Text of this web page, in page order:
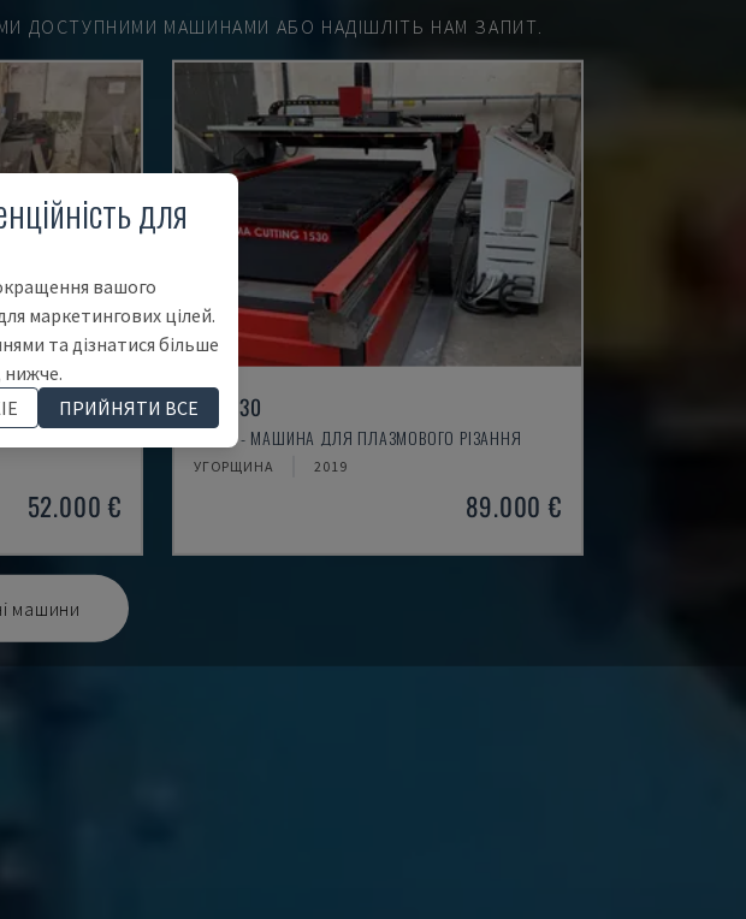
ДОСТУПНИМИ МАШИНАМИ АБО НАДІШЛІТЬ НАМ ЗАПИТ.
52.000 €
PL 1530
DENER - МАШИНА ДЛЯ ПЛАЗМОВОГО РІЗАННЯ
УГОРЩИНА 2019
89.000 €
машини
для
вашого
маркетингових цілей.
та дізнатися більше
нижче.
ПРИЙНЯТИ ВСЕ